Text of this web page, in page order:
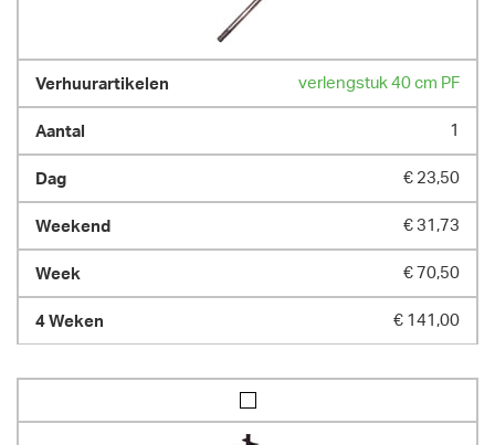
verlengstuk 40 cm PF
1
€ 23,50
€ 31,73
€ 70,50
€ 141,00